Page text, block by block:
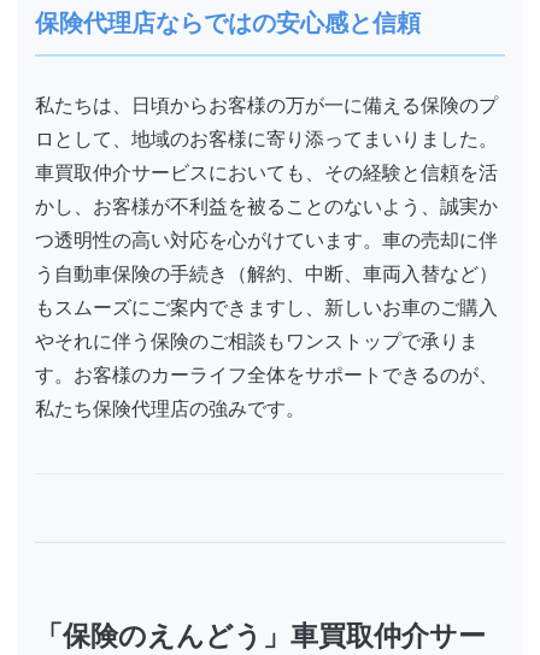
保険代理店ならではの安心感と信頼
私たちは、日頃からお客様の万が一に備える保険のプ
ロとして、地域のお客様に寄り添ってまいりました。
車買取仲介サービスにおいても、その経験と信頼を活
かし、お客様が不利益を被ることのないよう、誠実か
つ透明性の高い対応を心がけています。車の売却に伴
う自動車保険の手続き（解約、中断、車両入替など）
もスムーズにご案内できますし、新しいお車のご購入
やそれに伴う保険のご相談もワンストップで承りま
す。お客様のカーライフ全体をサポートできるのが、
私たち保険代理店の強みです。
「保険のえんどう」車買取仲介サー